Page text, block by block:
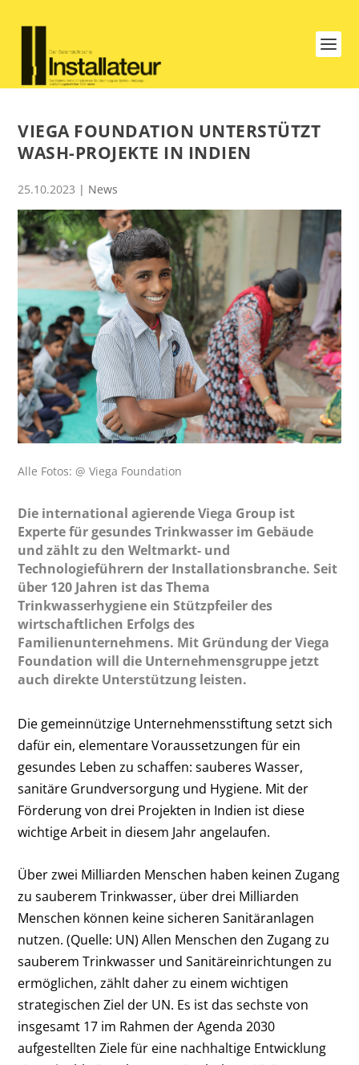
VIEGA FOUNDATION UNTERSTÜTZT
WASH-PROJEKTE IN INDIEN
25.10.2023 | News
Alle Fotos: @ Viega Foundation
Die international agierende Viega Group ist
Experte für gesundes Trinkwasser im Gebäude
und zählt zu den Weltmarkt- und
Technologieführern der Installationsbranche. Seit
über 120 Jahren ist das Thema
Trinkwasserhygiene ein Stützpfeiler des
wirtschaftlichen Erfolgs des
Familienunternehmens. Mit Gründung der Viega
Foundation will die Unternehmensgruppe jetzt
auch direkte Unterstützung leisten.
Die gemeinnützige Unternehmensstiftung setzt sich
dafür ein, elementare Voraussetzungen für ein
gesundes Leben zu schaffen: sauberes Wasser,
sanitäre Grundversorgung und Hygiene. Mit der
Förderung von drei Projekten in Indien ist diese
wichtige Arbeit in diesem Jahr angelaufen.
Über zwei Milliarden Menschen haben keinen Zugang
zu sauberem Trinkwasser, über drei Milliarden
Menschen können keine sicheren Sanitäranlagen
nutzen. (Quelle: UN) Allen Menschen den Zugang zu
sauberem Trinkwasser und Sanitäreinrichtungen zu
ermöglichen, zählt daher zu einem wichtigen
strategischen Ziel der UN. Es ist das sechste von
insgesamt 17 im Rahmen der Agenda 2030
aufgestellten Ziele für eine nachhaltige Entwicklung